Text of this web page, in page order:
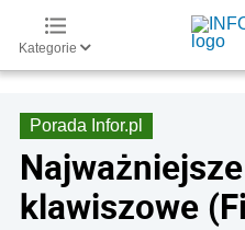
Kategorie
Porada Infor.pl
klawiszowe